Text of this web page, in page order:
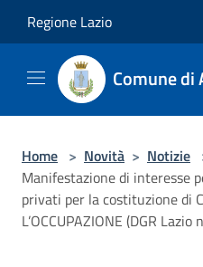
Regione Lazio
Comune di
Home > Novità > Notizie
Manifestazione di interesse
privati per la costituzione di
L’OCCUPAZIONE (DGR